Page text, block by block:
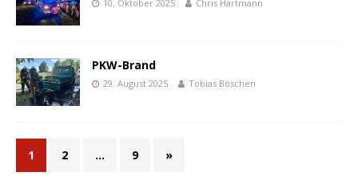
10. Oktober 2025 Chris Hartmann
PKW-Brand
29. August 2025 Tobias Böschen
1 2 … 9 »